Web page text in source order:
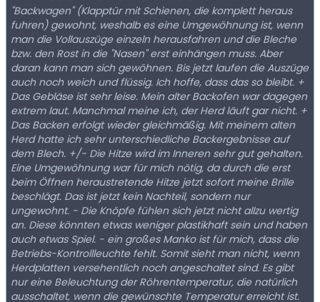
"Backwagen" (Klapptür mit Schienen, die komplett heraus
fuhren) gewohnt, weshalb es eine Umgewöhnung ist, wenn
man die Vollauszüge einzeln herausfahren und die Bleche
bzw. den Rost in die "Nasen" erst einhängen muss. Aber
daran kann man sich gewöhnen. Bis jetzt laufen die Auszüge
auch noch weich und flüssig. Ich hoffe, dass das so bleibt. +
Das Gebläse ist sehr leise. Mein alter Backofen war dagegen
extrem laut. Manchmal meine ich, der Herd läuft gar nicht. +
Das Backen erfolgt wieder gleichmäßig. Mit meinem alten
Herd hatte ich sehr unterschiedliche Backergebnisse auf
dem Blech. +/- Die Hitze wird im Inneren sehr gut gehalten.
Eine Umgewöhnung war für mich nötig, da durch die erst
beim Öffnen heraustretende Hitze jetzt sofort meine Brille
beschlägt. Das ist jetzt kein Nachteil, sondern nur
ungewohnt. - Die Knöpfe fühlen sich jetzt nicht allzu wertig
an. Diese könnten etwas weniger plastikhaft sein und haben
auch etwas Spiel. - ein großes Manko ist für mich, dass die
Betriebs-Kontrollleuchte fehlt. Somit sieht man nicht, wenn
Herdplatten versehentlich noch angeschaltet sind. Es gibt
nur eine Beleuchtung der Röhrentemperatur, die natürlich
ausschaltet, wenn die gewünschte Temperatur erreicht ist.